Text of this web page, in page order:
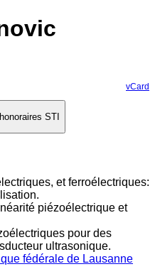
vCard
STI
et ferroélectriques:
piézoélectrique et
pour des
ultrasonique.